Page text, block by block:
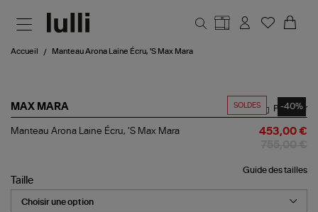
Accueil Manteau Arona Laine Écru, 'S Max Mara
SOLDES -40%
MAX MARA
Manteau
'S
Max
Mara
Partager
Manteau Arona Laine Écru, 'S Max Mara 453,00 €
Guide des tailles
Taille